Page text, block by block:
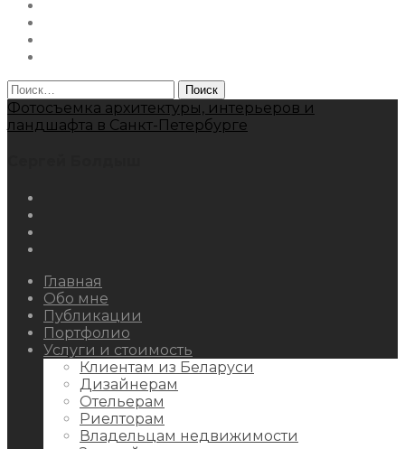
Найти:
Фотосъемка архитектуры, интерьеров и
ландшафта в Санкт-Петербурге
Главная
Обо мне
Публикации
Портфолио
Услуги и стоимость
Клиентам из Беларуси
Дизайнерам
Отельерам
Риелторам
Владельцам недвижимости